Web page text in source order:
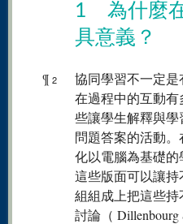
1 為什麼
具意義？
¶ 2
協同學習不一定
在過程中的互動有
些讓學生解釋與
問題答案的活動
化以電腦為基礎
這些版面可以讓
組組成上把這些
討論（ Dillenbourg